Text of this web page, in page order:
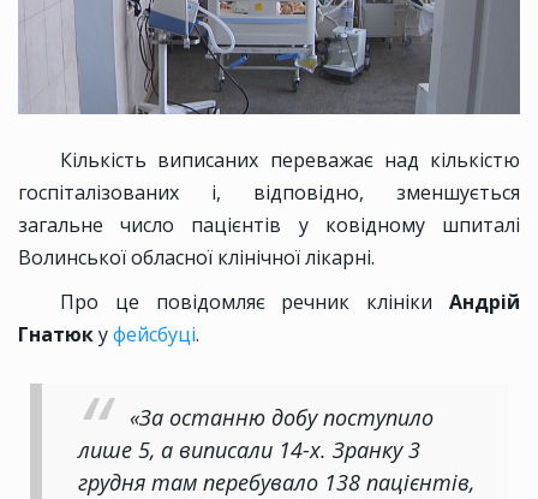
Кількість виписаних переважає над кількістю
госпіталізованих і, відповідно, зменшується
загальне число пацієнтів у ковідному шпиталі
Волинської обласної клінічної лікарні.
Про це повідомляє речник клініки Андрій
Гнатюкуфейсбуці.
«За останню добу поступило
лише 5, а виписали 14-х. Зранку 3
грудня там перебувало 138 пацієнтів,